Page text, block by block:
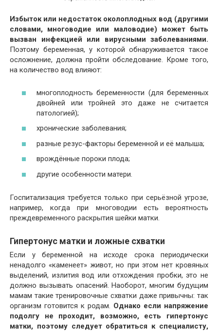
Избыток или недостаток околоплодных вод (другими
словами, многоводие или маловодие) может быть
вызван инфекцией или вирусными заболеваниями.
Поэтому беременная, у которой обнаруживается такое
осложнение, должна пройти обследование. Кроме того,
на количество вод влияют:
многоплодность беременности (для беременных
двойней или тройней это даже не считается
патологией);
хронические заболевания;
разные резус-факторы беременной и её малыша;
врождённые пороки плода;
другие особенности матери.
Госпитализация требуется только при серьёзной угрозе,
например, когда при многоводии есть вероятность
преждевременного раскрытия шейки матки.
Гипертонус матки и ложные схватки
Если у беременной на исходе срока периодически
ненадолго «каменеет» живот, но при этом нет кровяных
выделений, излития вод или отхождения пробки, это не
должно вызывать опасений. Наоборот, многим будущим
мамам такие тренировочные схватки даже привычны: так
организм готовится к родам. Однако если напряжение
подолгу не проходит, возможно, есть гипертонус
матки, поэтому следует обратиться к специалисту,